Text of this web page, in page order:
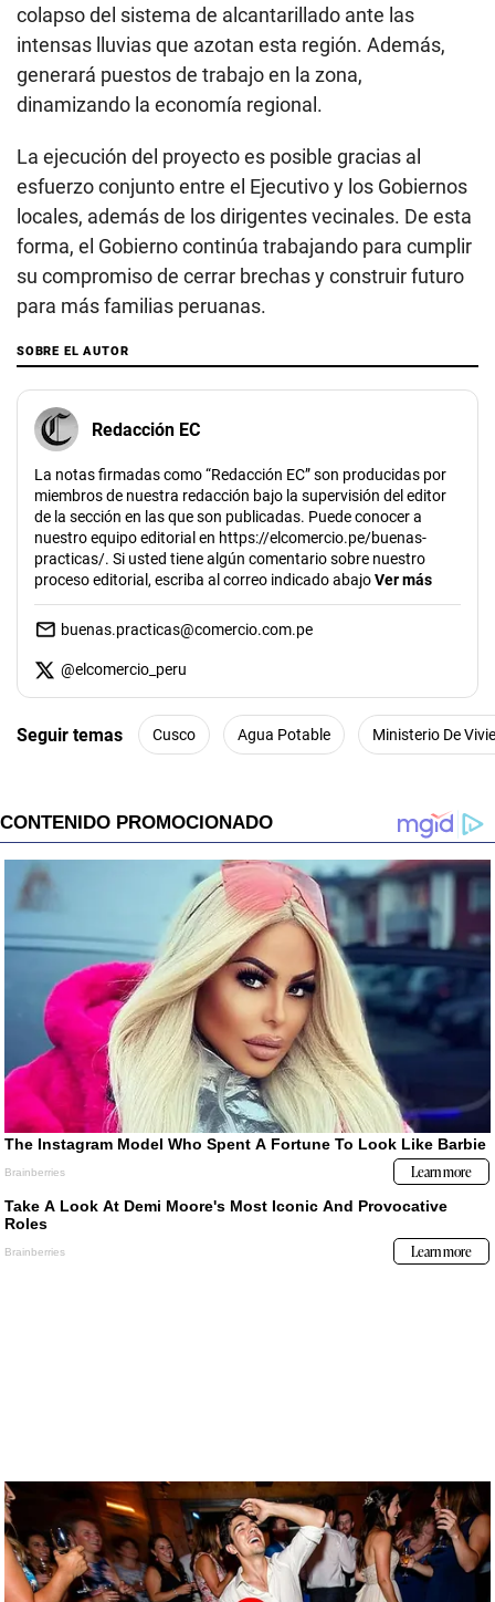
colapso del sistema de alcantarillado ante las
intensas lluvias que azotan esta región. Además,
generará puestos de trabajo en la zona,
dinamizando la economía regional.
La ejecución del proyecto es posible gracias al
esfuerzo conjunto entre el Ejecutivo y los Gobiernos
locales, además de los dirigentes vecinales. De esta
forma, el Gobierno continúa trabajando para cumplir
su compromiso de cerrar brechas y construir futuro
para más familias peruanas.
SOBRE EL AUTOR
Redacción EC
La notas firmadas como “Redacción EC” son producidas por
miembros de nuestra redacción bajo la supervisión del editor
de la sección en las que son publicadas. Puede conocer a
nuestro equipo editorial en https://elcomercio.pe/buenas-
practicas/. Si usted tiene algún comentario sobre nuestro
proceso editorial, escriba al correo indicado abajoVer más
buenas.practicas@comercio.com.pe
@elcomercio_peru
Seguir temas Cusco Agua Potable Ministerio De